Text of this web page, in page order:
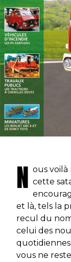
N ous voilà
cette
et là, tels la
recul du
celui des
vous ne